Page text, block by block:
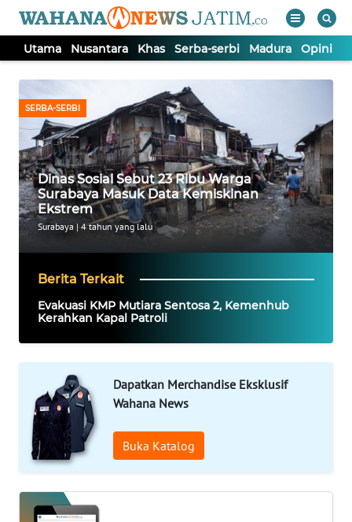
Utama Nusantara Khas Serba-serbi Madura Opini
SERBA-SERBI
Dinas Sosial Sebut 23 Ribu Warga
Surabaya Masuk Data Kemiskinan
Ekstrem
Surabaya | 4 tahun yang lalu
Berita Terkait
Evakuasi KMP Mutiara Sentosa 2, Kemenhub
Kerahkan Kapal Patroli
Dapatkan Merchandise Eksklusif
Wahana News
Buka Katalog
Tutup
UTAMA
NUSANTARA
KHAS
SERBA-
SURABAYA
Informasi
BERITA